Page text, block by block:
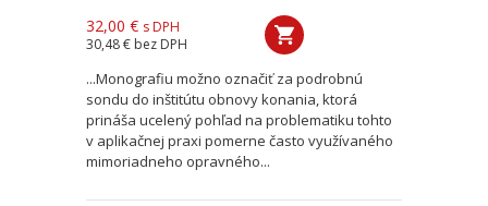
32,00 € s DPH
30,48 € bez DPH
...Monografiu možno označiť za podrobnú
sondu do inštitútu obnovy konania, ktorá
prináša ucelený pohľad na problematiku tohto
v aplikačnej praxi pomerne často využívaného
mimoriadneho opravného...